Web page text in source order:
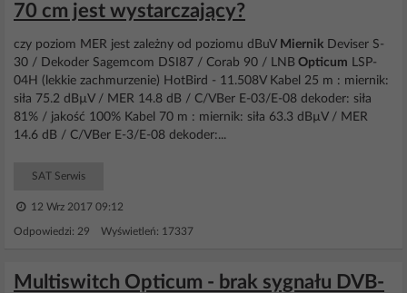
70 cm jest wystarczający?
czy poziom MER jest zależny od poziomu dBuV Miernik Deviser S-
30 / Dekoder Sagemcom DSI87 / Corab 90 / LNB Opticum LSP-
04H (lekkie zachmurzenie) HotBird - 11.508V Kabel 25 m : miernik:
siła 75.2 dBµV / MER 14.8 dB / C/VBer E-03/E-08 dekoder: siła
81% / jakość 100% Kabel 70 m : miernik: siła 63.3 dBµV / MER
14.6 dB / C/VBer E-3/E-08 dekoder:...
SAT Serwis
12 Wrz 2017 09:12
Odpowiedzi: 29 Wyświetleń: 17337
Multiswitch Opticum - brak sygnału DVB-